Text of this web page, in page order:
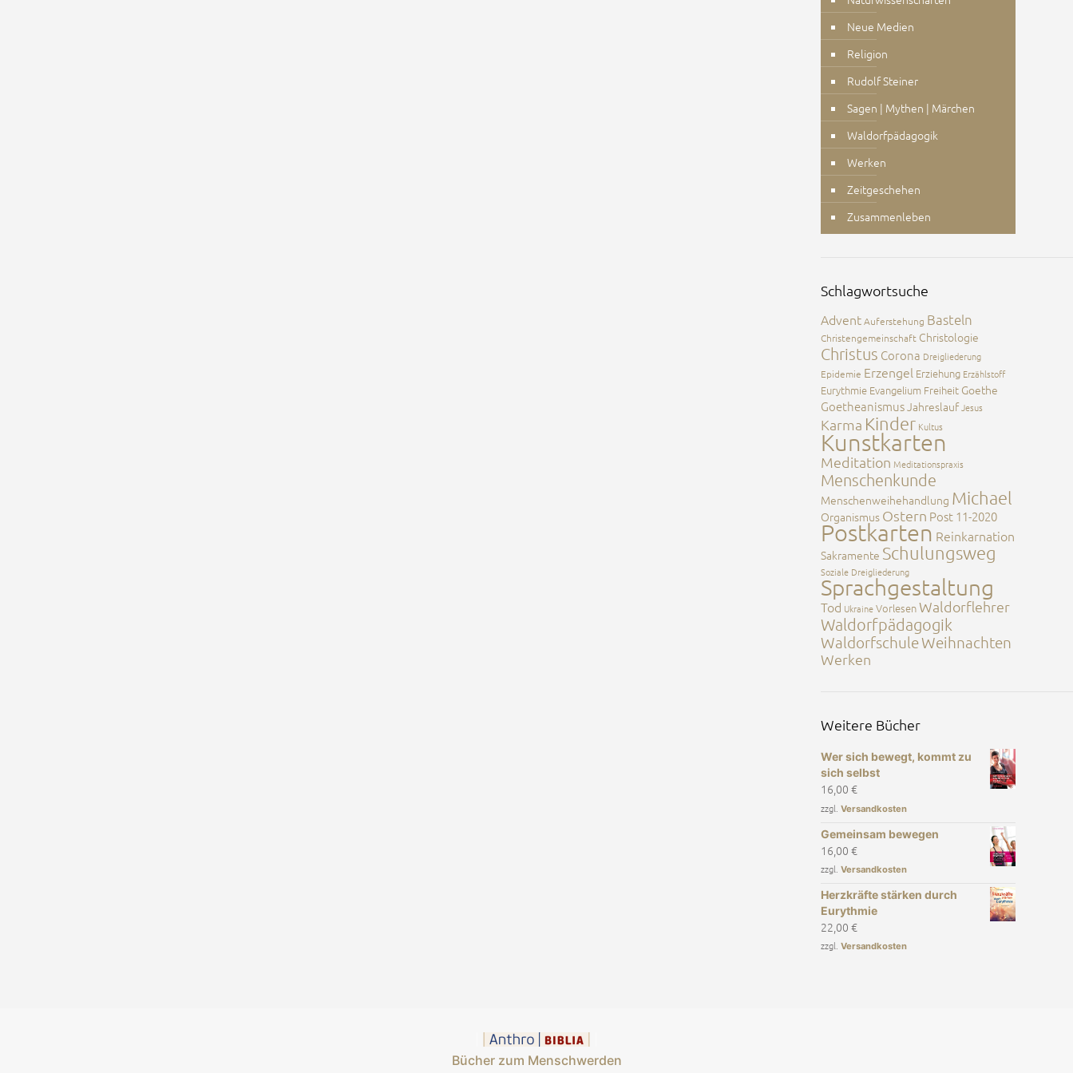
Neue Medien
Religion
Rudolf Steiner
Sagen | Mythen | Märchen
Waldorfpädagogik
Werken
Zeitgeschehen
Zusammenleben
Schlagwortsuche
AdventAuferstehung Basteln
Christengemeinschaft Christologie
Christus Corona Dreigliederung
Epidemie Erzengel Erziehung Erzählstoff
Eurythmie Evangelium Freiheit Goethe
GoetheanismusJahreslaufJesus
Karma Kinder Kultus
Kunstkarten
Meditation Meditationspraxis
Menschenkunde
Menschenweihehandlung Michael
Organismus Ostern Post 11-2020
Postkarten Reinkarnation
Sakramente Schulungsweg
Soziale Dreigliederung
Sprachgestaltung
Tod UkraineVorlesenWaldorflehrer
Waldorfpädagogik
WaldorfschuleWeihnachten
Werken
Weitere Bücher
Wer sich bewegt, kommt zu
sich selbst
16,00 €
zzgl. Versandkosten
Gemeinsam bewegen
16,00 €
zzgl. Versandkosten
Herzkräfte stärken durch
Eurythmie
22,00 €
zzgl. Versandkosten
Bücher zum Menschwerden